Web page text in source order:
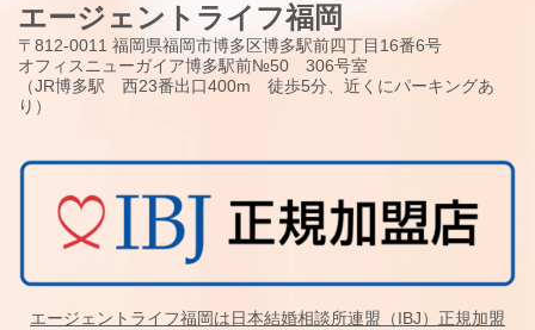
エージェントライフ福岡
〒812-0011 福岡県福岡市博多区博多駅前四丁目16番6号
オフィスニューガイア博多駅前№50 306号室
（JR博多駅 西23番出口400m 徒歩5分、近くにパーキングあ
り）
エージェントライフ福岡は日本結婚相談所連盟（IBJ）正規加盟